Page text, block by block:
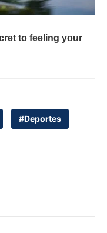
#Deportes